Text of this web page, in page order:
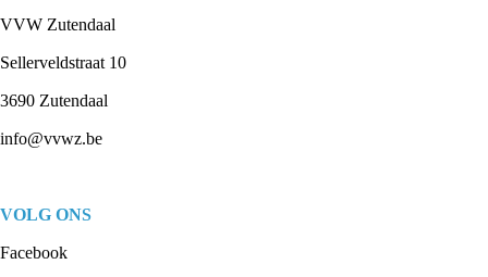
VVW Zutendaal
Sellerveldstraat 10
3690 Zutendaal
info@vvwz.be
VOLG ONS
Facebook